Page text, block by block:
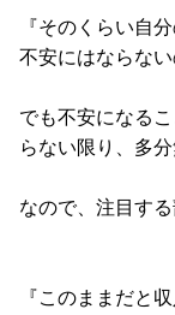
『そのくらい自
不安にはならない
でも不安になる
らない限り、多分
なので、注目す
『このままだと